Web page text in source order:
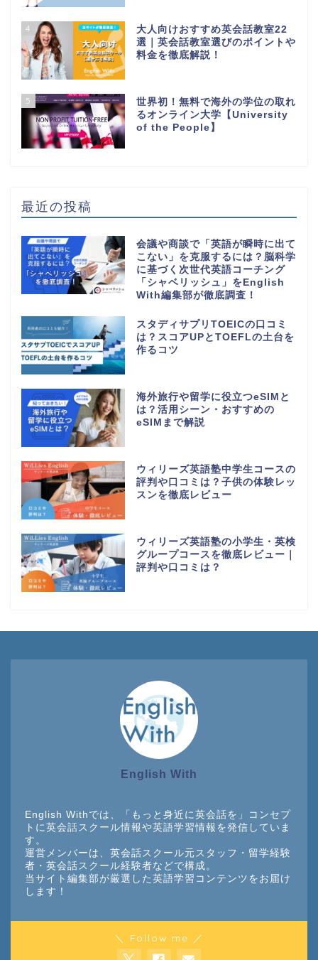
4
大人向けおすすめ英会話教室22
選｜英会話教室選びのポイントや
料金を徹底解説！
5
世界初！無料で海外の学位の取れ
るオンライン大学【University
of the People】
最近の投稿
会議や商談で「英語が瞬時に出て
こない」を克服するには？脳科学
に基づく次世代英語コーチング
「シャベリッシュ」をEnglish
With編集部が徹底調査！
スタディサプリTOEICの口コミ
は？スコアUPとTOEFLの土台を
作るコツ
海外旅行や留学に役立つeSIMと
は？活用シーン・おすすめの
eSIMまで解説
ウィリーズ英語塾中学生コースの
評判や口コミは？子供の体験レッ
スンを徹底レビュー
ウィリーズ英語塾の小学生・英検
グループコースを徹底レビュー｜
評判や口コミは？
English With
English Withでは、「もっと身近に英会話を」コンセプ
トに英会話スクール情報や英語学習情報を発信していま
す。
運営メンバーは、英会話スクール元スタッフ・留学経験
者・英会話スクール経験者などで構成。
当サイト編集部が厳選した英語学習コンテンツをお届け
します！
＼ Follow me ／